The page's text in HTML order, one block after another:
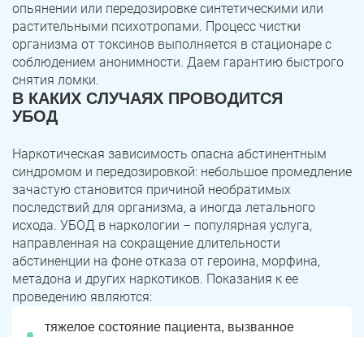
опьянении или передозировке синтетическими или
растительными психотропами. Процесс чистки
организма от токсинов выполняется в стационаре с
соблюдением анонимности. Даем гарантию быстрого
снятия ломки.
В КАКИХ СЛУЧАЯХ ПРОВОДИТСЯ
УБОД
Наркотическая зависимость опасна абстинентным
синдромом и передозировкой: небольшое промедление
зачастую становится причиной необратимых
последствий для организма, а иногда летального
исхода. УБОД в наркологии – популярная услуга,
направленная на сокращение длительности
абстиненции на фоне отказа от героина, морфина,
метадона и других наркотиков. Показания к ее
проведению являются:
тяжелое состояние пациента, вызванное